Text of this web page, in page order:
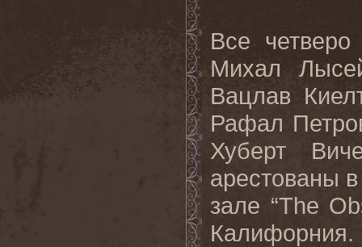
Все
Михал
Вацлав
Рафал
Хуберт
арестованы
зале “The
Калифорния.